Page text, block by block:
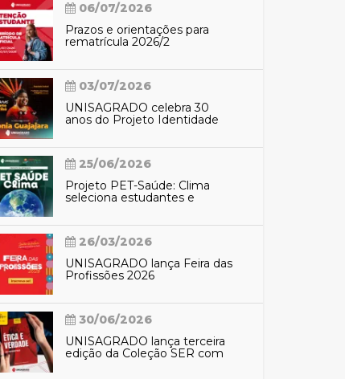
06/07/2026
Prazos e orientações para
rematrícula 2026/2
03/07/2026
UNISAGRADO celebra 30
anos do Projeto Identidade
Sônia Guajajara
25/06/2026
Projeto PET-Saúde: Clima
seleciona estudantes e
do SUS contra eventos
climáticos extremos
26/03/2026
UNISAGRADO lança Feira das
Profissões 2026
30/06/2026
UNISAGRADO lança terceira
edição da Coleção SER com